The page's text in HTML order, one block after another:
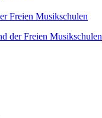
der Freien Musikschulen